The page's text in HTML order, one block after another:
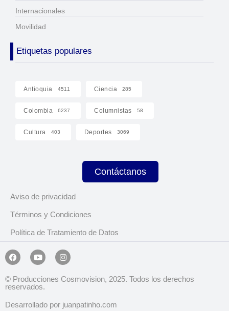
Internacionales
Movilidad
Etiquetas populares
Antioquia 4511 Ciencia 285
Colombia 6237 Columnistas 58
Cultura 403 Deportes 3069
Contáctanos
Aviso de privacidad
Términos y Condiciones
Política de Tratamiento de Datos
© Producciones Cosmovision, 2025. Todos los derechos
reservados.
Desarrollado por juanpatinho.com